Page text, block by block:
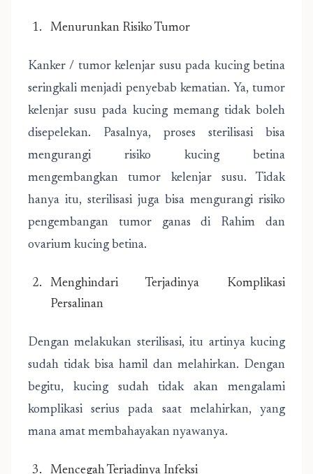
Menurunkan Risiko Tumor
Kanker / tumor kelenjar susu pada kucing betina
seringkali menjadi penyebab kematian. Ya, tumor
kelenjar susu pada kucing memang tidak boleh
disepelekan. Pasalnya, proses sterilisasi bisa
mengurangi risiko kucing betina
mengembangkan tumor kelenjar susu. Tidak
hanya itu, sterilisasi juga bisa mengurangi risiko
pengembangan tumor ganas di Rahim dan
ovarium kucing betina.
Menghindari Terjadinya Komplikasi
Persalinan
Dengan melakukan sterilisasi, itu artinya kucing
sudah tidak bisa hamil dan melahirkan. Dengan
begitu, kucing sudah tidak akan mengalami
komplikasi serius pada saat melahirkan, yang
mana amat membahayakan nyawanya.
Mencegah Terjadinya Infeksi